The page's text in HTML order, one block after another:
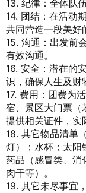
13. 纪律：全体队
14. 团结：在活动
共同营造一段美好
15. 沟通：出发前
有效沟通。
16. 安全：潜在的
识，确保人生及财
17. 费用：团费为
宿、景区大门票（
提供相关证件，实
18. 其它物品清单
灯）；水杯；太阳
药品（感冒类、消
肉干等）。
19. 其它未尽事宜